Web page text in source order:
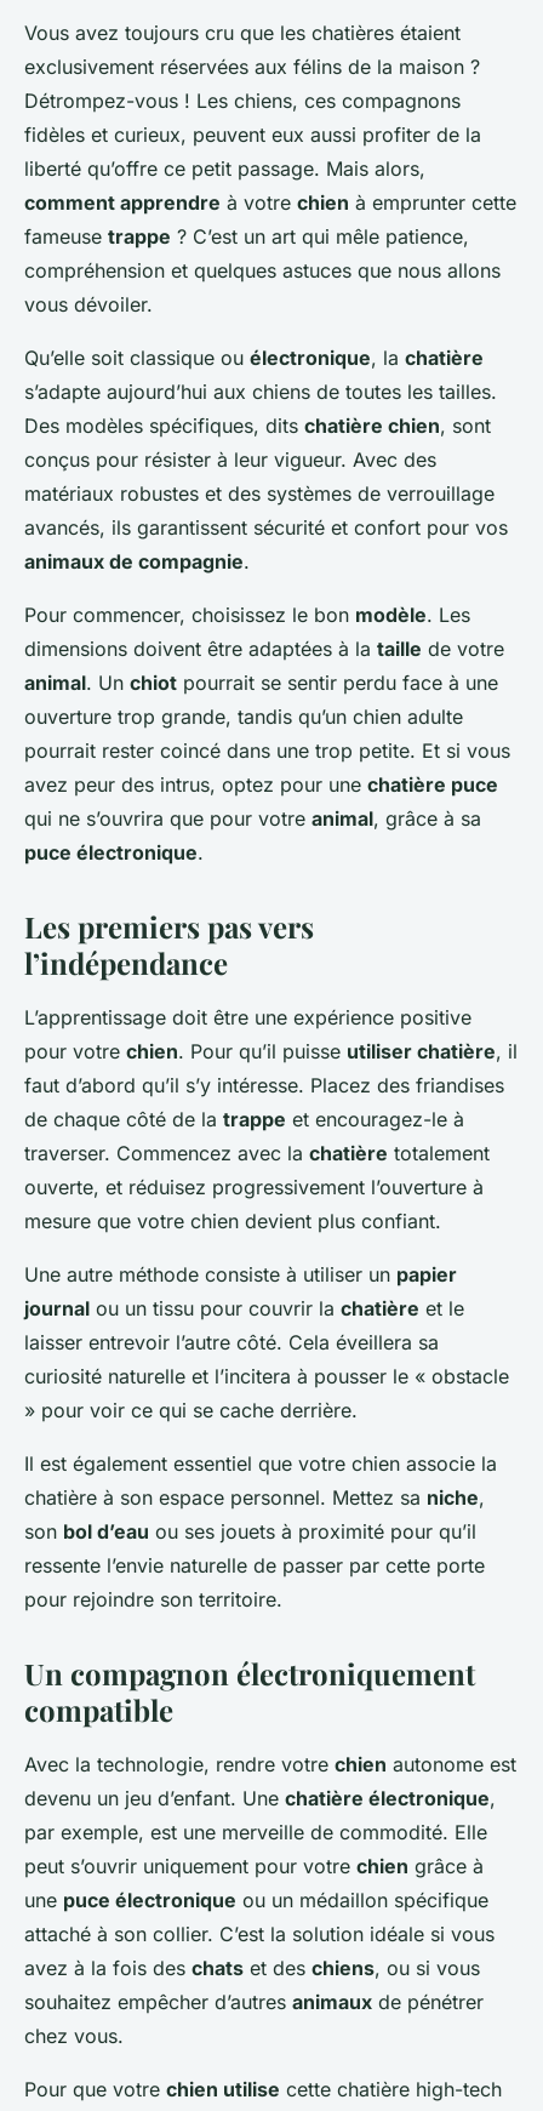
Vous avez toujours cru que les chatières étaient
exclusivement réservées aux félins de la maison ?
Détrompez-vous ! Les chiens, ces compagnons
fidèles et curieux, peuvent eux aussi profiter de la
liberté qu’offre ce petit passage. Mais alors,
comment apprendre à votre chien à emprunter cette
fameuse trappe ? C’est un art qui mêle patience,
compréhension et quelques astuces que nous allons
vous dévoiler.
Qu’elle soit classique ou électronique, la chatière
s’adapte aujourd’hui aux chiens de toutes les tailles.
Des modèles spécifiques, dits chatière chien, sont
conçus pour résister à leur vigueur. Avec des
matériaux robustes et des systèmes de verrouillage
avancés, ils garantissent sécurité et confort pour vos
animaux de compagnie.
Pour commencer, choisissez le bon modèle. Les
dimensions doivent être adaptées à la taille de votre
animal. Un chiot pourrait se sentir perdu face à une
ouverture trop grande, tandis qu’un chien adulte
pourrait rester coincé dans une trop petite. Et si vous
avez peur des intrus, optez pour une chatière puce
qui ne s’ouvrira que pour votre animal, grâce à sa
puce électronique.
Les premiers pas vers
l’indépendance
L’apprentissage doit être une expérience positive
pour votre chien. Pour qu’il puisse utiliser chatière, il
faut d’abord qu’il s’y intéresse. Placez des friandises
de chaque côté de la trappe et encouragez-le à
traverser. Commencez avec la chatière totalement
ouverte, et réduisez progressivement l’ouverture à
mesure que votre chien devient plus confiant.
Une autre méthode consiste à utiliser un papier
journal ou un tissu pour couvrir la chatière et le
laisser entrevoir l’autre côté. Cela éveillera sa
curiosité naturelle et l’incitera à pousser le « obstacle
» pour voir ce qui se cache derrière.
Il est également essentiel que votre chien associe la
chatière à son espace personnel. Mettez sa niche,
son bol d’eau ou ses jouets à proximité pour qu’il
ressente l’envie naturelle de passer par cette porte
pour rejoindre son territoire.
Un compagnon électroniquement
compatible
Avec la technologie, rendre votre chien autonome est
devenu un jeu d’enfant. Une chatière électronique,
par exemple, est une merveille de commodité. Elle
peut s’ouvrir uniquement pour votre chien grâce à
une puce électronique ou un médaillon spécifique
attaché à son collier. C’est la solution idéale si vous
avez à la fois des chats et des chiens, ou si vous
souhaitez empêcher d’autres animaux de pénétrer
chez vous.
Pour que votre chien utilise cette chatière high-tech